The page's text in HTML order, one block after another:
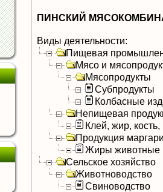
ПИНСКИЙ
Виды деятельности:
Пищевая
Мясо и
Мясопродукты
Субпродукты
Колбасные
Непищевая
Клей, жир,
Продукция
Жиры животные
Сельское хозяйство
Животноводство
Свиноводство